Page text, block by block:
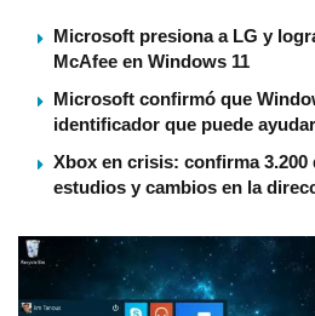
Microsoft presiona a LG y
McAfee en Windows 11
Microsoft confirmó que
identificador que puede
Xbox en crisis: confirma 3.200
estudios y cambios en la